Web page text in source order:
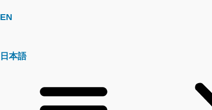
EN
日本語